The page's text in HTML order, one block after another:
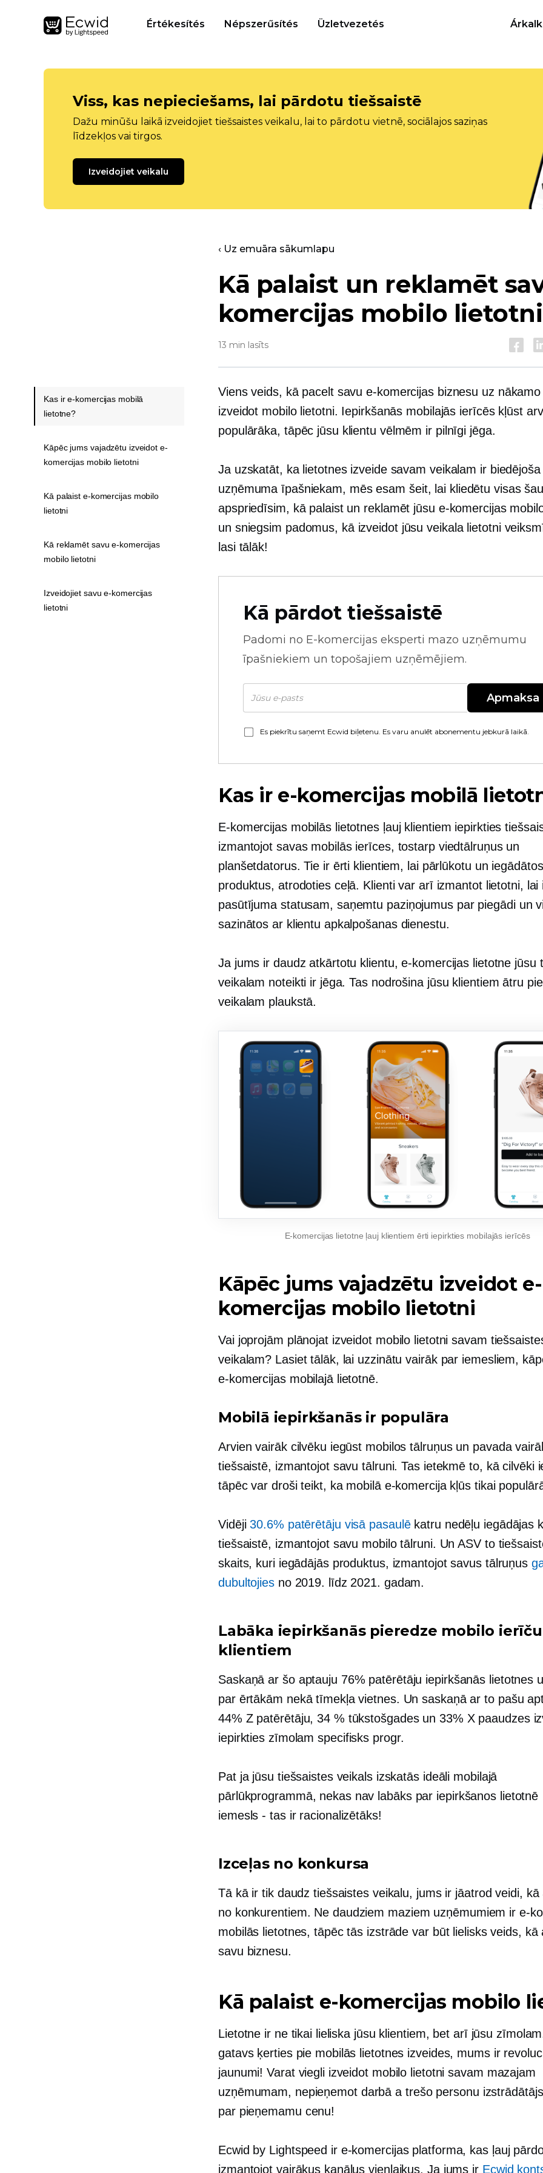
Értékesítés Népszerűsítés Üzletvezetés
Viss, kas nepieciešams, lai pārdotu tiešsaistē
Dažu minūšu laikā izveidojiet tiešsaistes veikalu, lai to pārdotu vietnē, sociālajos saziņas
līdzekļos vai tirgos.
Izveidojiet veikalu
‹ Uz emuāra sākumlapu
Kā palaist un reklamēt
komercijas mobilo lietotni
13 min lasīts
Viens veids, kā pacelt savu e-komercijas biznesu uz
izveidot mobilo lietotni. Iepirkšanās mobilajās ierīcēs kļūst
populārāka, tāpēc jūsu klientu vēlmēm ir pilnīgi jēga.
Ja uzskatāt, ka lietotnes izveide savam veikalam ir
uzņēmuma īpašniekam, mēs esam šeit, lai kliedētu visas
apspriedīsim, kā palaist un reklamēt jūsu e-komercijas
un sniegsim padomus, kā izveidot jūsu veikala lietotni
lasi tālāk!
Kā pārdot tiešsaistē
Padomi no E-komercijas eksperti mazo uzņēmumu
īpašniekiem un topošajiem uzņēmējiem.
Apmaksa
Es piekrītu saņemt Ecwid biļetenu. Es varu anulēt abonementu jebkurā laikā.
Kas ir e-komercijas mobilā
E-komercijas mobilās lietotnes ļauj klientiem iepirkties
izmantojot savas mobilās ierīces, tostarp viedtālruņus un
planšetdatorus. Tie ir ērti klientiem, lai pārlūkotu un iegādātos
produktus, atrodoties ceļā. Klienti var arī izmantot lietotni, lai
pasūtījuma statusam, saņemtu paziņojumus par piegādi un
sazinātos ar klientu apkalpošanas dienestu.
Ja jums ir daudz atkārtotu klientu, e-komercijas lietotne jūsu
veikalam noteikti ir jēga. Tas nodrošina jūsu klientiem ātru
veikalam plaukstā.
E-komercijas lietotne ļauj klientiem ērti iepirkties mobilajās ierīcēs
Kāpēc jums vajadzētu izveidot e-
komercijas mobilo lietotni
Vai joprojām plānojat izveidot mobilo lietotni savam
veikalam? Lasiet tālāk, lai uzzinātu vairāk par iemesliem,
e-komercijas mobilajā lietotnē.
Mobilā iepirkšanās ir populāra
Arvien vairāk cilvēku iegūst mobilos tālruņus un pavada
tiešsaistē, izmantojot savu tālruni. Tas ietekmē to, kā cilvēki
tāpēc var droši teikt, ka mobilā e-komercija kļūs tikai
Vidēji30.6% patērētāju visā pasaulēkatru nedēļu iegādājas
tiešsaistē, izmantojot savu mobilo tālruni. Un ASV to
skaits, kuri iegādājās produktus, izmantojot savus tālruņus
dubultojiesno 2019. līdz 2021. gadam.
Labāka iepirkšanās pieredze mobilo ierīču
klientiem
Saskaņā ar šo aptauju 76% patērētāju iepirkšanās lietotnes
par ērtākām nekā tīmekļa vietnes. Un saskaņā ar to pašu
44% Z patērētāju, 34 % tūkstošgades un 33% X paaudzes
iepirkties zīmolam specifisks progr.
Pat ja jūsu tiešsaistes veikals izskatās ideāli mobilajā
pārlūkprogrammā, nekas nav labāks par iepirkšanos lietotnē
iemesls - tas irracionalizētāks!
Izceļas no konkursa
Tā kā ir tik daudz tiešsaistes veikalu, jums ir jāatrod veidi, kā
no konkurentiem. Ne daudziem maziem uzņēmumiem ir e-
mobilās lietotnes, tāpēc tās izstrāde var būt lielisks veids, kā
savu biznesu.
Kā palaist e-komercijas mobilo
Lietotne ir ne tikai lieliska jūsu klientiem, bet arī jūsu
gatavs ķerties pie mobilās lietotnes izveides, mums ir
jaunumi! Varat viegli izveidot mobilo lietotni savam mazajam
uzņēmumam, nepieņemot darbā a trešo personu
par pieņemamu cenu!
Ecwid by Lightspeed ir e-komercijas platforma, kas ļauj
izmantojot vairākus kanālus vienlaikus. Ja jums ir Ecwid
Kas ir e-komercijas mobilā
lietotne?
Kāpēc jums vajadzētu izveidot e-
komercijas mobilo lietotni
Kā palaist e-komercijas mobilo
lietotni
Kā reklamēt savu e-komercijas
mobilo lietotni
Izveidojiet savu e-komercijas
lietotni